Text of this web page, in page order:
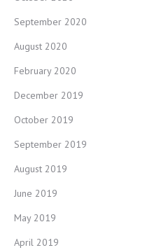
September 2020
August 2020
February 2020
December 2019
October 2019
September 2019
August 2019
June 2019
May 2019
April 2019